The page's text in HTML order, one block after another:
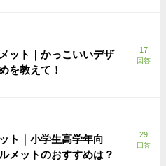
ット｜かっこいいデザ
を教えて！
17
回答
ト｜小学生高学年向
メットのおすすめは？
29
回答